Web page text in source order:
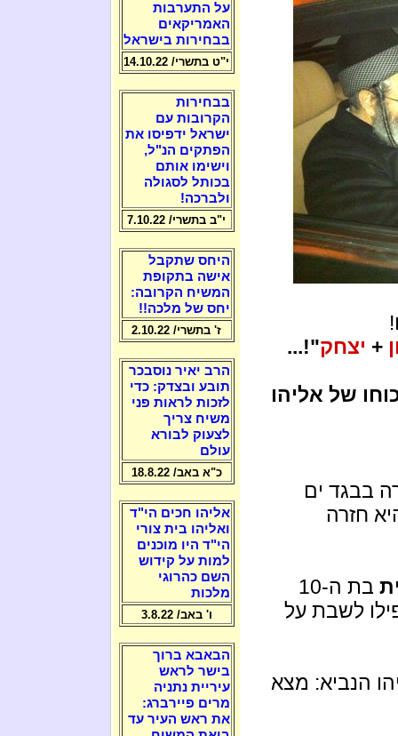
+ יצחק"!...
של אליהו
בבגד ים
חזרה
בת ה-10
לשבת על
הנביא: מצא
על התערבות
האמריקאים
בבחירות בישראל
י"ט בתשרי/ 14.10.22
בבחירות
הקרובות עם
ישראל ידפיסו את
הפתקים הנ"ל,
וישימו אותם
בכותל לסגולה
ולברכה!
י"ב בתשרי/ 7.10.22
היחס שתקבל
אישה בתקופת
המשיח הקרובה:
יחס של מלכה!!
ז' בתשרי/ 2.10.22
הרב יאיר נוסבכר
תובע ובצדק: כדי
לזכות לראות פני
משיח צריך
לצעוק לבורא
עולם
כ"א באב/ 18.8.22
אליהו חכים הי"ד
ואליהו בית צורי
הי"ד היו מוכנים
למות על קידוש
השם כהרוגי
מלכות
ו' באב/ 3.8.22
הבאבא ברוך
בישר לראש
עיריית נתניה
מרים פיירברג:
את ראש העיר עד